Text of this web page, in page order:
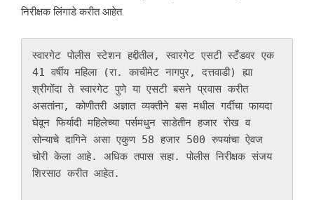
निरीक्षक लिंगाडे करीत आहेत.
स्वारगेट पोलीस स्टेशन हद्दीतील, स्वारगेट एसटी स्टँडवर एक
41 वर्षीय महिला (रा. काचीमेट नागपुर, दत्तवाडी) ह्या
श्रीगोंदा ते स्वारगेट पुणे या एसटी बसने प्रवास करीत
असतांना, कोणीतरी अज्ञात व्यक्तीने बस मधील गर्दीचा फायदा
घेवून फिर्यादी महिलेच्या पर्समधुन साडेतीन हजार रोख व
सोन्याचे दागिने असा एकुण 58 हजार 500 रुपयांचा ऐवज
चोरी केला आहे. अधिक तपास सहा. पोलीस निरीक्षक संजय
शिरसाठ करीत आहेत.